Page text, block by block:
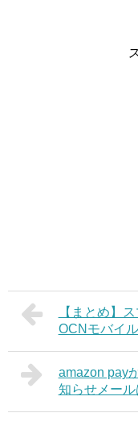
【まとめ】
OCNモバイ
amazon pay
知らせメー